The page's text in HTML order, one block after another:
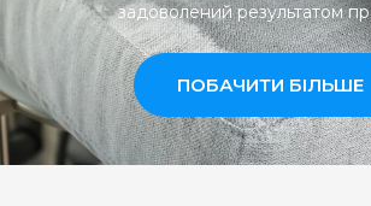
задоволений результатом
ПОБАЧИТИ БІЛЬШЕ